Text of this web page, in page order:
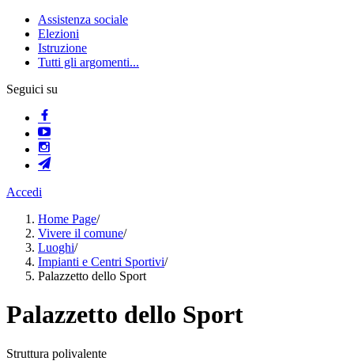
Assistenza sociale
Elezioni
Istruzione
Tutti gli argomenti...
Seguici su
Accedi
Home Page/
Vivere il comune/
Luoghi/
Impianti e Centri Sportivi/
Palazzetto dello Sport
Palazzetto dello Sport
Struttura polivalente